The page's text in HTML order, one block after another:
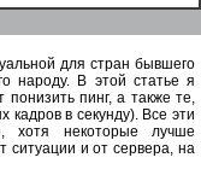
для стран бывшего
народу. В этой статье я
пинг, а также те,
кадров в секунду). Все эти
хотя некоторые лучше
ситуации и от сервера, на